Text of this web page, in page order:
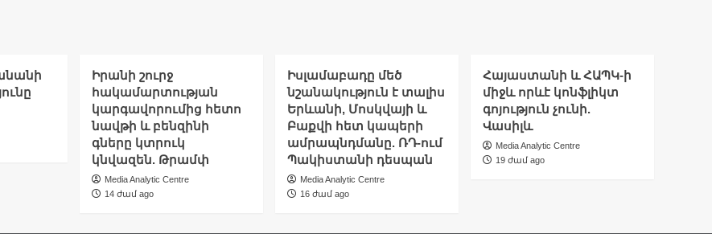
Իրանի շուրջ
հակամարտության
կարգավորումից հետո
նավթի և բենզինի
գները կտրուկ
կնվազեն. Թրամփ
Media Analytic Centre
14 ժամ ago
Իսլամաբադը մեծ
նշանակություն է տալիս
Երևանի, Մոսկվայի և
Բաքվի հետ կապերի
ամրապնդմանը. ՌԴ-ում
Պակիստանի դեսպան
Media Analytic Centre
16 ժամ ago
Հայաստանի և ՀԱՊԿ-ի
միջև որևէ կոնֆլիկտ
գոյություն չունի.
Վասիլև
Media Analytic Centre
19 ժամ ago